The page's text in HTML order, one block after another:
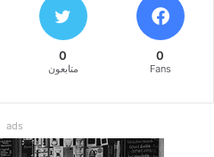
0
Fans
0
متابعون
ads